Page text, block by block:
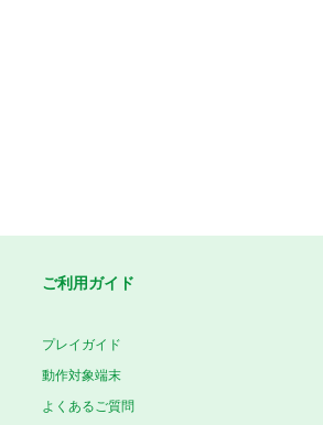
ご利用ガイド
プレイガイド
動作対象端末
よくあるご質問